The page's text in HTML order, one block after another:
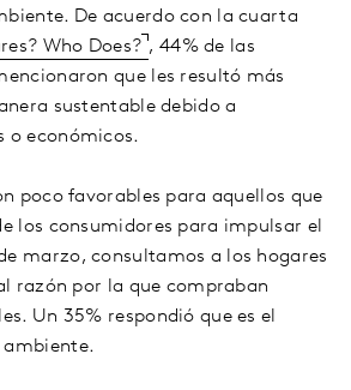
De acuerdo con la cuarta
Who Does? , 44% de las
que les resultó más
sustentable debido a
o económicos.
poco favorables para aquellos que
los consumidores para impulsar el
marzo, consultamos a los hogares
razón por la que compraban
Un 35% respondió que es el
ambiente.